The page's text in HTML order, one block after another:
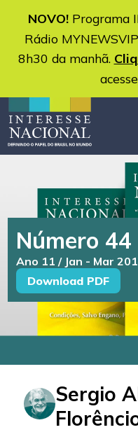
NOVO!Programa
Rádio
8h30 da manhã.
Número 44
Ano 11 / Jan - Mar
Download PDF
Sergio